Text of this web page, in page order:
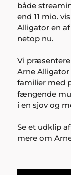
både
end 11 mio.
Alligator en
netop nu.
Vi
Arne
familier med
fængende
i en sjov og
Se et udklip
mere om